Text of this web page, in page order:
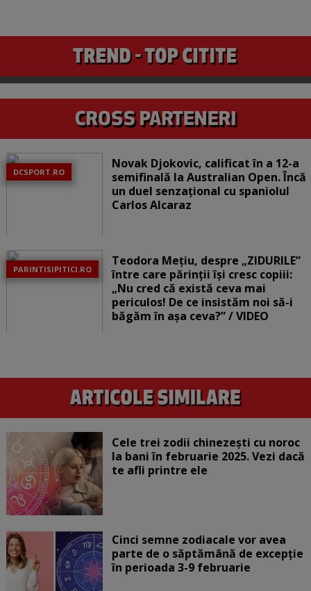
DCSPORT.RO
Novak Djokovic, calificat în a 12-a
semifinală la Australian Open. Încă
un duel senzațional cu spaniolul
Carlos Alcaraz
PARINTISIPITICI.RO
Teodora Mețiu, despre „ZIDURILE”
între care părinții își cresc copiii:
„Nu cred că există ceva mai
periculos! De ce insistăm noi să-i
băgăm în așa ceva?” / VIDEO
Cele trei zodii chinezești cu noroc
la bani în februarie 2025. Vezi dacă
te afli printre ele
Cinci semne zodiacale vor avea
parte de o săptămână de excepție
în perioada 3-9 februarie